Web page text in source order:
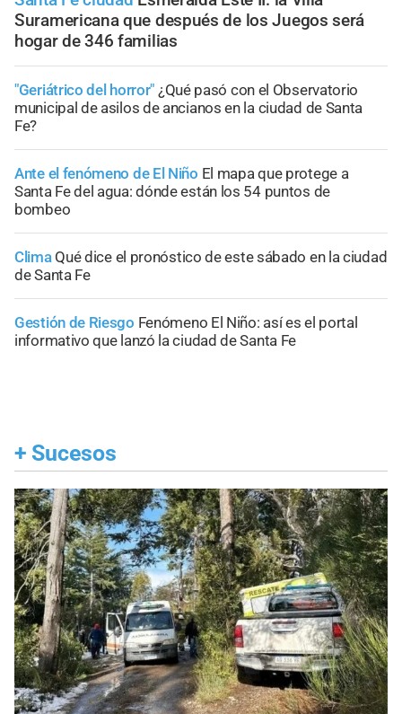
Suramericana que después de los Juegos será
hogar de 346 familias
"Geriátrico del horror" ¿Qué pasó con el Observatorio
municipal de asilos de ancianos en la ciudad de Santa
Fe?
Ante el fenómeno de El Niño El mapa que protege a
Santa Fe del agua: dónde están los 54 puntos de
bombeo
Clima Qué dice el pronóstico de este sábado en la ciudad
de Santa Fe
Gestión de Riesgo Fenómeno El Niño: así es el portal
informativo que lanzó la ciudad de Santa Fe
+ Sucesos